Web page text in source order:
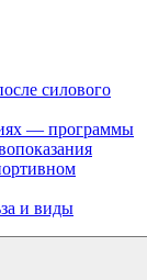
силового
— программы
и виды